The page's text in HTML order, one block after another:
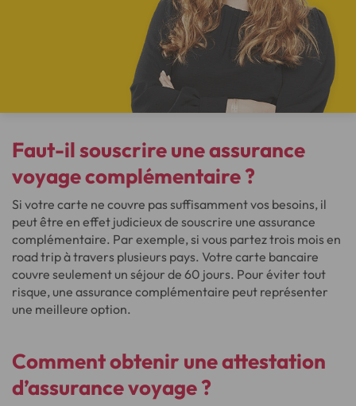
Faut-il souscrire une assurance
voyage complémentaire ?
Si votre carte ne couvre pas suffisamment vos besoins, il
peut être en effet judicieux de souscrire une assurance
complémentaire. Par exemple, si vous partez trois mois en
road trip à travers plusieurs pays. Votre carte bancaire
couvre seulement un séjour de 60 jours. Pour éviter tout
risque, une assurance complémentaire peut représenter
une meilleure option.
Comment obtenir une attestation
d’assurance voyage ?